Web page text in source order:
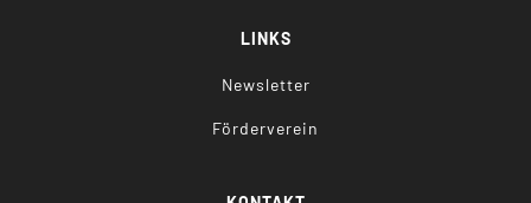
LINKS
Newsletter
Förderverein